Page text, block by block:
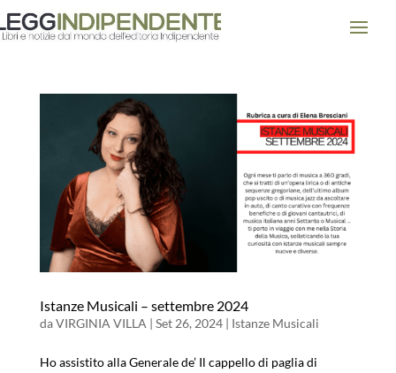
Istanze Musicali – settembre 2024
daVIRGINIA VILLA | Set 26, 2024| Istanze Musicali
Ho assistito alla Generale de’ Il cappello di paglia di